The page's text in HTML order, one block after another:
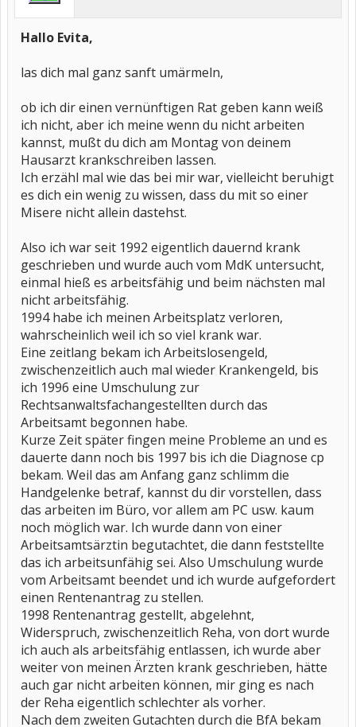
Hallo Evita,
las dich mal ganz sanft umärmeln,
ob ich dir einen vernünftigen Rat geben kann weiß
ich nicht, aber ich meine wenn du nicht arbeiten
kannst, mußt du dich am Montag von deinem
Hausarzt krankschreiben lassen.
Ich erzähl mal wie das bei mir war, vielleicht beruhigt
es dich ein wenig zu wissen, dass du mit so einer
Misere nicht allein dastehst.
Also ich war seit 1992 eigentlich dauernd krank
geschrieben und wurde auch vom MdK untersucht,
einmal hieß es arbeitsfähig und beim nächsten mal
nicht arbeitsfähig.
1994 habe ich meinen Arbeitsplatz verloren,
wahrscheinlich weil ich so viel krank war.
Eine zeitlang bekam ich Arbeitslosengeld,
zwischenzeitlich auch mal wieder Krankengeld, bis
ich 1996 eine Umschulung zur
Rechtsanwaltsfachangestellten durch das
Arbeitsamt begonnen habe.
Kurze Zeit später fingen meine Probleme an und es
dauerte dann noch bis 1997 bis ich die Diagnose cp
bekam. Weil das am Anfang ganz schlimm die
Handgelenke betraf, kannst du dir vorstellen, dass
das arbeiten im Büro, vor allem am PC usw. kaum
noch möglich war. Ich wurde dann von einer
Arbeitsamtsärztin begutachtet, die dann feststellte
das ich arbeitsunfähig sei. Also Umschulung wurde
vom Arbeitsamt beendet und ich wurde aufgefordert
einen Rentenantrag zu stellen.
1998 Rentenantrag gestellt, abgelehnt,
Widerspruch, zwischenzeitlich Reha, von dort wurde
ich auch als arbeitsfähig entlassen, ich wurde aber
weiter von meinen Ärzten krank geschrieben, hätte
auch gar nicht arbeiten können, mir ging es nach
der Reha eigentlich schlechter als vorher.
Nach dem zweiten Gutachten durch die BfA bekam